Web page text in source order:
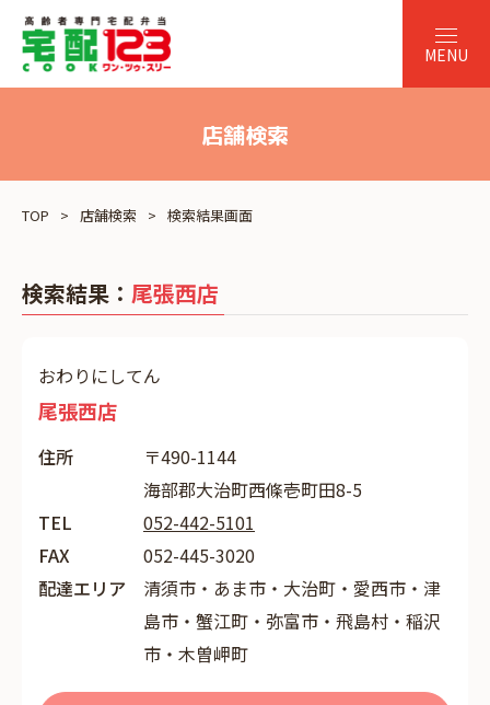
店舗検索
TOP 店舗検索 検索結果画面
検索結果： 尾張西店
おわりにしてん
尾張西店
住所
〒490-1144
海部郡大治町西條壱町田8-5
TEL
052-442-5101
FAX
052-445-3020
配達エリア
清須市・あま市・大治町・愛西市・津
島市・蟹江町・弥富市・飛島村・稲沢
市・木曽岬町